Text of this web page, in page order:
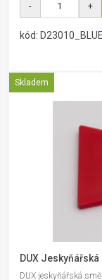
- +
kód: D23010_BLUE
Skladem
DUX
DUX jeskyňářská